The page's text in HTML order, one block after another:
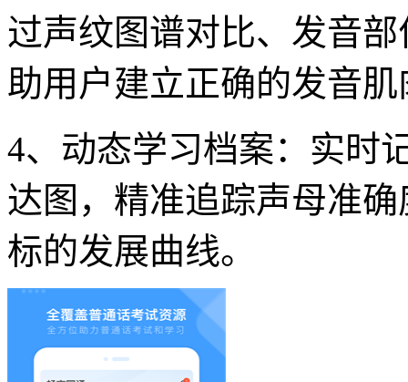
过声纹图谱对比、发音
助用户建立正确的发音
4、动态学习档案：实时
达图，精准追踪声母准
标的发展曲线。